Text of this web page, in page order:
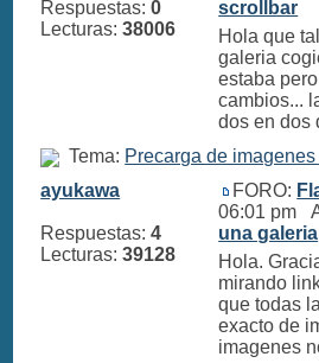
Respuestas:0
Lecturas:38006
scrollbar
Hola que
galeria
estaba
cambios...
dos en dos
Tema: Precarga de
ayukawa
Respuestas:4
Lecturas:39128
FORO:
06:01 pm
una galeria
Hola.
mirando
que todas
exacto de
imagenes